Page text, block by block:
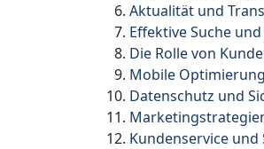
Aktualität und
Effektive Suche
Die Rolle von
Mobile
Datenschutz und
Kundenservice